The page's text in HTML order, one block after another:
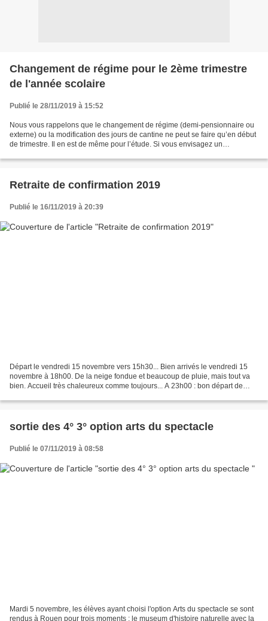
Changement de régime pour le 2ème trimestre
de l'année scolaire
Publié le 28/11/2019 à 15:52
Nous vous rappelons que le changement de régime (demi-pensionnaire ou
externe) ou la modification des jours de cantine ne peut se faire qu’en début
de trimestre. Il en est de même pour l’étude. Si vous envisagez un
Retraite de confirmation 2019
Publié le 16/11/2019 à 20:39
Départ le vendredi 15 novembre vers 15h30... Bien arrivés le vendredi 15
novembre à 18h00. De la neige fondue et beaucoup de pluie, mais tout va
bien. Accueil très chaleureux comme toujours... A 23h00 : bon départ de
sortie des 4° 3° option arts du spectacle
Publié le 07/11/2019 à 08:58
Mardi 5 novembre, les élèves ayant choisi l'option Arts du spectacle se sont
rendus à Rouen pour trois moments : le museum d'histoire naturelle avec la